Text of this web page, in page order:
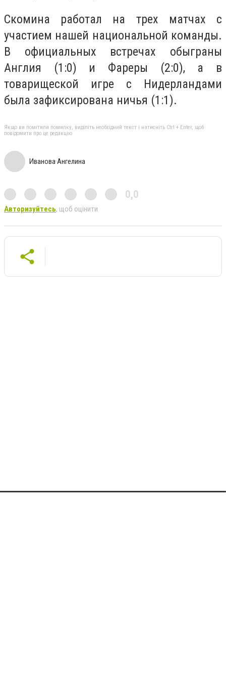
Скомина работал на трех матчах с
участием нашей национальной команды.
В официальных встречах обыграны
Англия (1:0) и Фареры (2:0), а в
товарищеской игре с Нидерландами
была зафиксирована ничья (1:1).
Якщо ви помітили помилку, виділіть необхідний текст і натисніть Ctrl + Enter, щоб
повідомити про це редакцію
Иванова Ангелина
0,0
Авторизуйтесь, щоб оцінити